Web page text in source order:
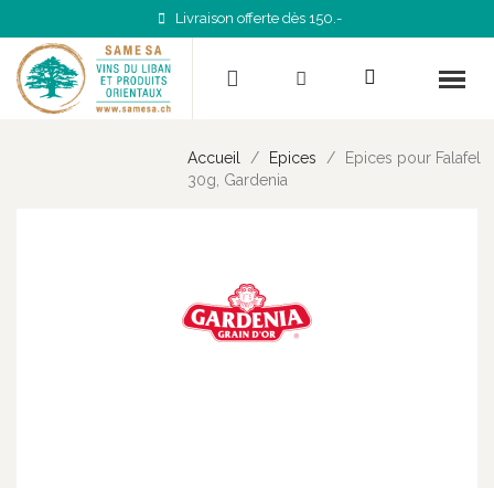
Livraison offerte dès 150.-
Accueil Epices
Epices pour Falafel
30g, Gardenia